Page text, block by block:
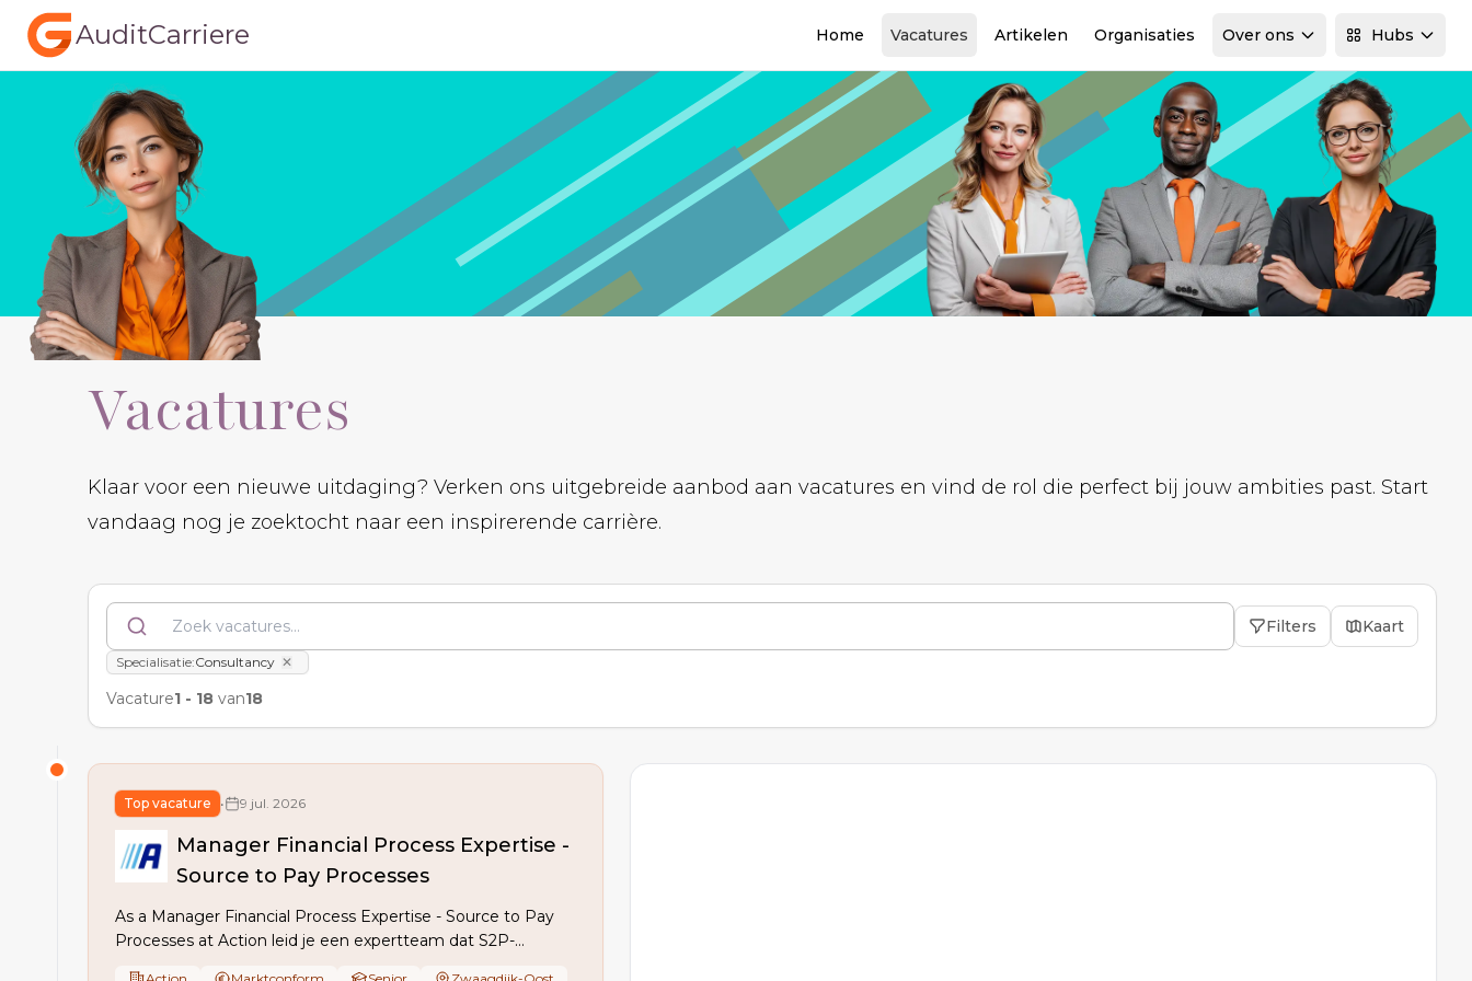
AuditCarriere Home Vacatures Artikelen Organisaties Over ons Hubs
Vacatures
Klaar voor een nieuwe uitdaging? Verken ons uitgebreide aanbod aan vacatures en vind de rol die perfect bij jouw ambities past. Start
vandaag nog je zoektocht naar een inspirerende carrière.
Specialisatie:Consultancy ✕
Filters Kaart
Vacature1 - 18 van18
Top vacature • 9 jul. 2026
Manager Financial Process Expertise -
Source to Pay Processes
As a Manager Financial Process Expertise - Source to Pay
Processes at Action leid je een expertteam dat S2P-